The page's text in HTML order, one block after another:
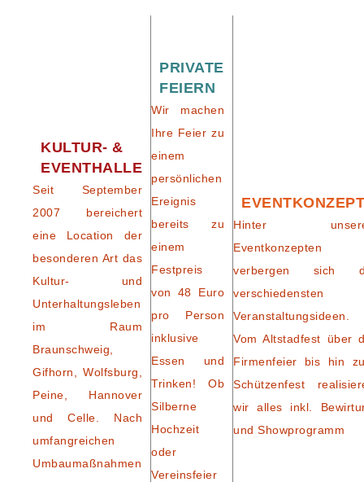
KULTUR- &
EVENTHALLE
Seit September
2007 bereichert
eine Location der
besonderen Art das
Kultur- und
Unterhaltungsleben
im Raum
Braunschweig,
Gifhorn, Wolfsburg,
Peine, Hannover
und Celle. Nach
umfangreichen
Umbaumaßnahmen
PRIVATE
FEIERN
Wir machen
Ihre Feier zu
einem
persönlichen
Ereignis
bereits zu
einem
Festpreis
von 48 Euro
pro Person
inklusive
Essen und
Trinken! Ob
Silberne
Hochzeit
oder
Vereinsfeier
Hinter
Eventkonzepten
verbergen sich
verschiedensten
Veranstaltungsideen.
Vom Altstadfest über
Firmenfeier bis hin
Schützenfest
wir alles inkl.
und Showprogramm